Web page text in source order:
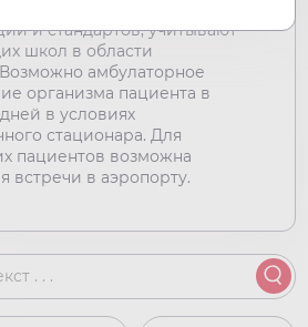
и стандартов, учитывают
школ в области
амбулаторное
организма пациента в
в условиях
стационара. Для
пациентов возможна
встречи в аэропорту.